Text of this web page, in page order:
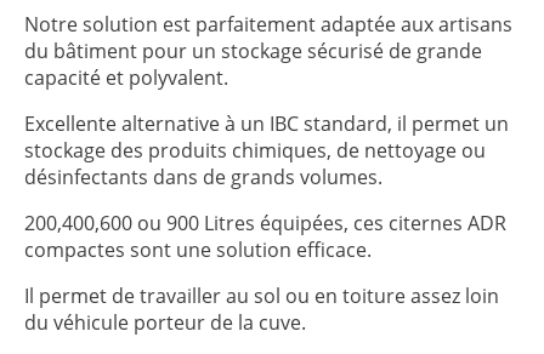
Notre solution est parfaitement adaptée aux artisans
du bâtiment pour un stockage sécurisé de grande
capacité et polyvalent.
Excellente alternative à un IBC standard, il permet un
stockage des produits chimiques, de nettoyage ou
désinfectants dans de grands volumes.
200,400,600 ou 900 Litres équipées, ces citernes ADR
compactes sont une solution efficace.
Il permet de travailler au sol ou en toiture assez loin
du véhicule porteur de la cuve.